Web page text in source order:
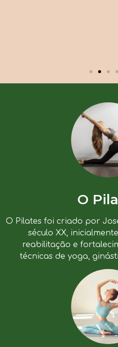
O
O Pilates foi criado por
século XX,
reabilitação e
técnicas de yoga,